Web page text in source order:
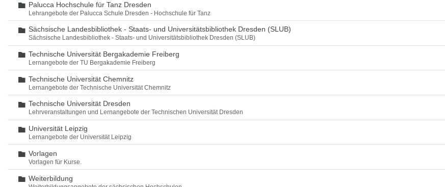
Ordner
Palucca Hochschule für Tanz Dresden
Lehrangebote der Palucca Schule Dresden - Hochschule für Tanz
Ordner
Sächsische Landesbibliothek - Staats- und Universitätsbibliothek Dresden (SLUB)
Sächsische Landesbibliothek - Staats- und Universitätsbibliothek Dresden (SLUB)
Ordner
Technische Universität Bergakademie Freiberg
Lernangebote der TU Bergakademie Freiberg
Ordner
Technische Universität Chemnitz
Lernangebote der Technische Universität Chemnitz
Ordner
Technische Universität Dresden
Lehrveranstaltungen und Lernangebote der Technischen Universität Dresden
Ordner
Universität Leipzig
Lernangebote der Universität Leipzig
Ordner
Vorlagen
Vorlagen für Kurse.
Ordner
Weiterbildung